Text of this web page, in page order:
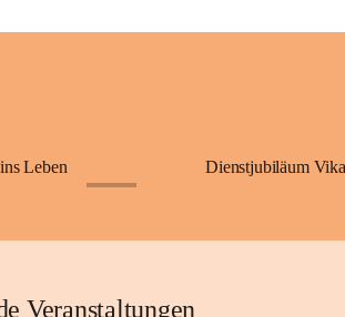
+2
Leben Dienstjubiläum
Veranstaltungen